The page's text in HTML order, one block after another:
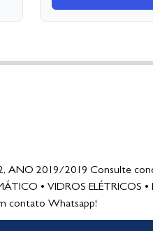
ANO 2019/2019 Consulte
• VIDROS ELÉTRICOS •
contato Whatsapp!